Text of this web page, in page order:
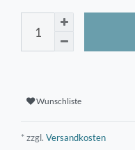
Wunschliste
* zzgl. Versandkosten